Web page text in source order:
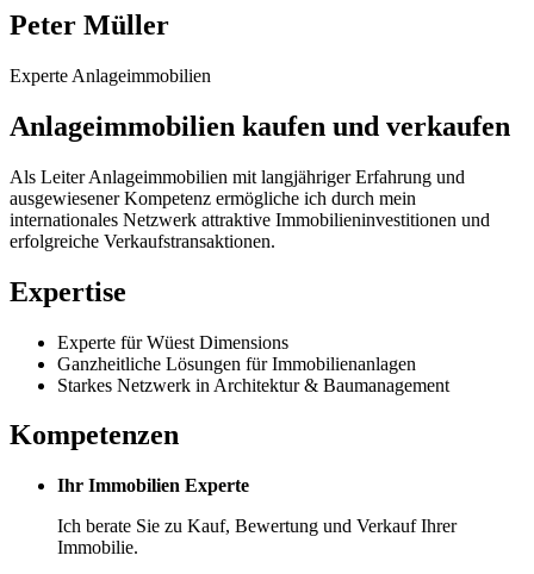
Peter Müller
Experte Anlageimmobilien
Anlageimmobilien kaufen und verkaufen
Als Leiter Anlageimmobilien mit langjähriger Erfahrung und
ausgewiesener Kompetenz ermögliche ich durch mein
internationales Netzwerk attraktive Immobilieninvestitionen und
erfolgreiche Verkaufstransaktionen.
Expertise
Experte für Wüest Dimensions
Ganzheitliche Lösungen für Immobilienanlagen
Starkes Netzwerk in Architektur & Baumanagement
Kompetenzen
Ihr Immobilien Experte
Ich berate Sie zu Kauf, Bewertung und Verkauf Ihrer
Immobilie.